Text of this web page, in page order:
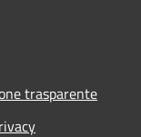
trasparente